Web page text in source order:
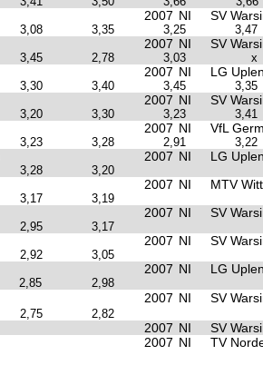
2007 NI SV
3,08 3,35 3,25 3,47
2007 NI SV
3,45 2,78 3,03 x
2007 NI LG
3,30 3,40 3,45 3,35
2007 NI SV
3,20 3,30 3,23 3,41
2007 NI VfL
3,23 3,28 2,91 3,22
2007 NI LG
3,28 3,20
2007 NI MTV
3,17 3,19
2007 NI SV
2,95 3,17
2007 NI SV
2,92 3,05
2007 NI LG
2,85 2,98
2007 NI SV
2,75 2,82
2007 NI
SV
2007 NI TV